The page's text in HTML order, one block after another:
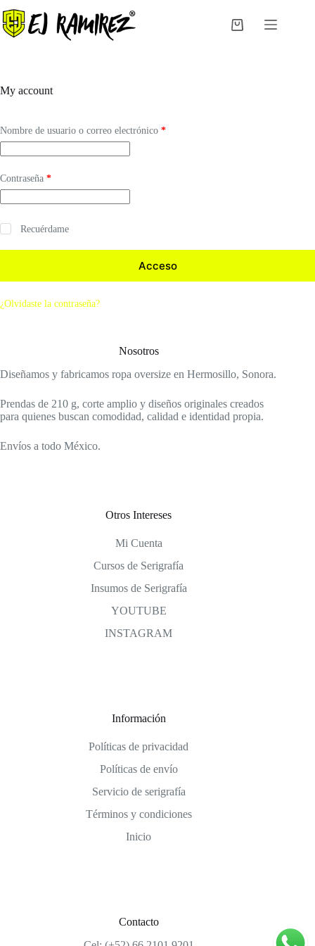
al
contenido
Carro
My account
Nombre de usuario o correo electrónico *Obligatorio
Contraseña *Obligatorio
Recuérdame
Acceso
¿Olvidaste la contraseña?
Nosotros
Diseñamos y fabricamos ropa oversize en Hermosillo, Sonora.
Prendas de 210 g, corte amplio y diseños originales creados
para quienes buscan comodidad, calidad e identidad propia.
Envíos a todo México.
Otros Intereses
Mi Cuenta
Cursos de Serigrafía
Insumos de Serigrafía
YOUTUBE
INSTAGRAM
Información
Políticas de privacidad
Políticas de envío
Servicio de serigrafía
Términos y condiciones
Inicio
Contacto